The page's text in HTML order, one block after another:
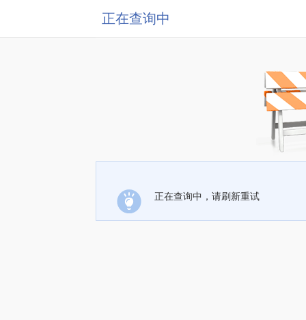
正在查询中
正在查询中，请刷新重试